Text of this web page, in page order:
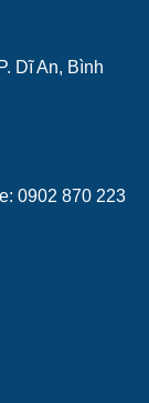
Dĩ An, Bình
0902 870 223